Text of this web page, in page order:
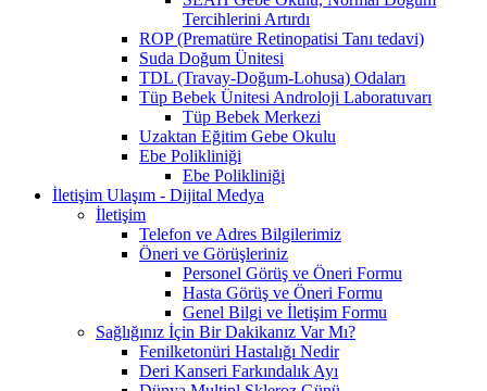
Tercihlerini Artırdı
ROP (Prematüre Retinopatisi Tanı tedavi)
Suda Doğum Ünitesi
TDL (Travay-Doğum-Lohusa) Odaları
Tüp Bebek Ünitesi Androloji Laboratuvarı
Tüp Bebek Merkezi
Uzaktan Eğitim Gebe Okulu
Ebe Polikliniği
Ebe Polikliniği
İletişim Ulaşım - Dijital Medya
İletişim
Telefon ve Adres Bilgilerimiz
Öneri ve Görüşleriniz
Personel Görüş ve Öneri Formu
Hasta Görüş ve Öneri Formu
Genel Bilgi ve İletişim Formu
Sağlığınız İçin Bir Dakikanız Var Mı?
Fenilketonüri Hastalığı Nedir
Deri Kanseri Farkındalık Ayı